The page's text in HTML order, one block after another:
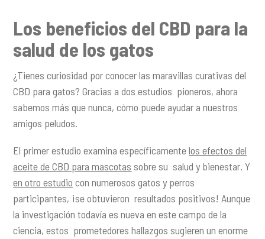
Los beneficios del CBD para la
salud de los gatos
¿Tienes curiosidad por conocer las maravillas curativas del
CBD para gatos? Gracias a dos estudios pioneros, ahora
sabemos más que nunca, cómo puede ayudar a nuestros
amigos peludos.
El primer estudio examina específicamentelos efectos del
aceite de CBD para mascotas sobre su salud y bienestar. Y
en otro estudio con numerosos gatos y perros
participantes, ¡se obtuvieron resultados positivos! Aunque
la investigación todavía es nueva en este campo de la
ciencia, estos prometedores hallazgos sugieren un enorme